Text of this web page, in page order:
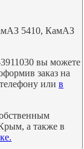
5410, КамАЗ
вы можете
заказ на
телефону илив
а также в